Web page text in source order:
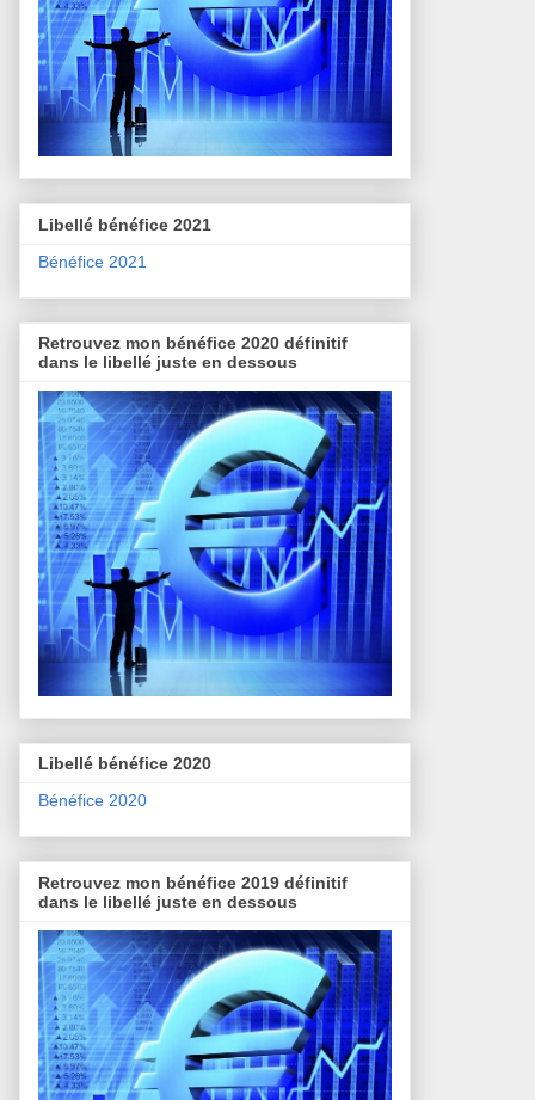
Libellé bénéfice 2021
Bénéfice 2021
Retrouvez mon bénéfice 2020 définitif
dans le libellé juste en dessous
Libellé bénéfice 2020
Bénéfice 2020
Retrouvez mon bénéfice 2019 définitif
dans le libellé juste en dessous